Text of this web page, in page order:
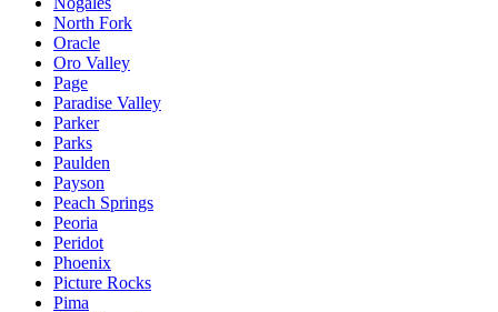
North Fork
Oracle
Oro Valley
Page
Paradise Valley
Parker
Parks
Paulden
Payson
Peach Springs
Peoria
Peridot
Phoenix
Picture Rocks
Pima